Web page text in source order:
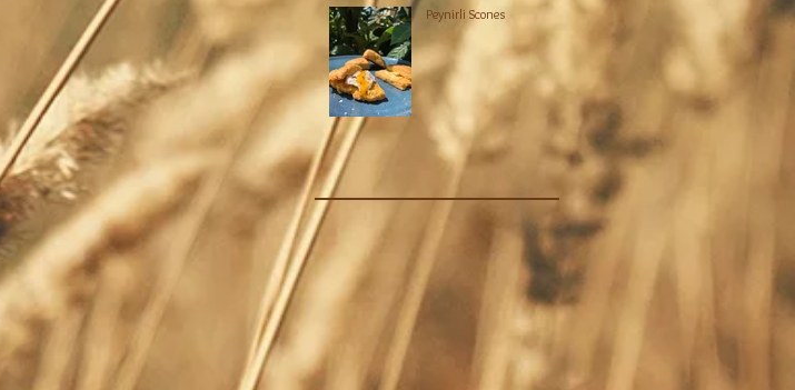
Peynirli Scones